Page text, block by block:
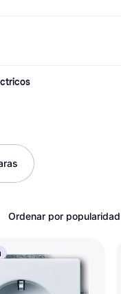
información
de oficina
categorías
Ordenar por popularidad